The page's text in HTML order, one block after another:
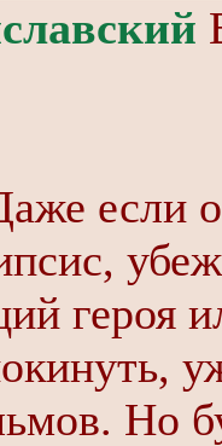
если
героя
Но